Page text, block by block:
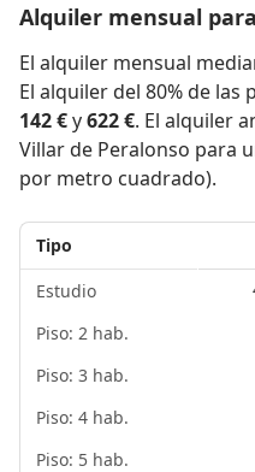
Alquiler mensual
El alquiler mensual
El alquiler del 80% de
142 €y622 €. El alquiler
Villar de Peralonso para
por metro cuadrado).
Tipo
Estudio
Piso: 2 hab.
Piso: 3 hab.
Piso: 4 hab.
Piso: 5 hab.